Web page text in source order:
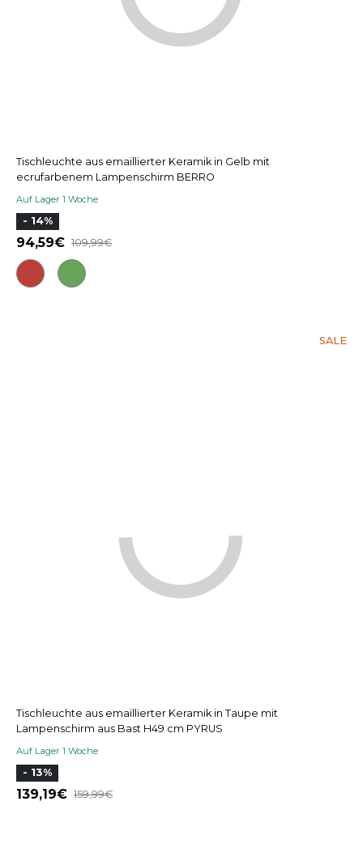
Tischleuchte aus emaillierter Keramik in Gelb mit
ecrufarbenem Lampenschirm BERRO
Auf Lager 1 Woche
- 14%
94,59 109,99
SALE
Tischleuchte aus emaillierter Keramik in Taupe mit
Lampenschirm aus Bast H49 cm PYRUS
Auf Lager 1 Woche
- 13%
139,19 159,99